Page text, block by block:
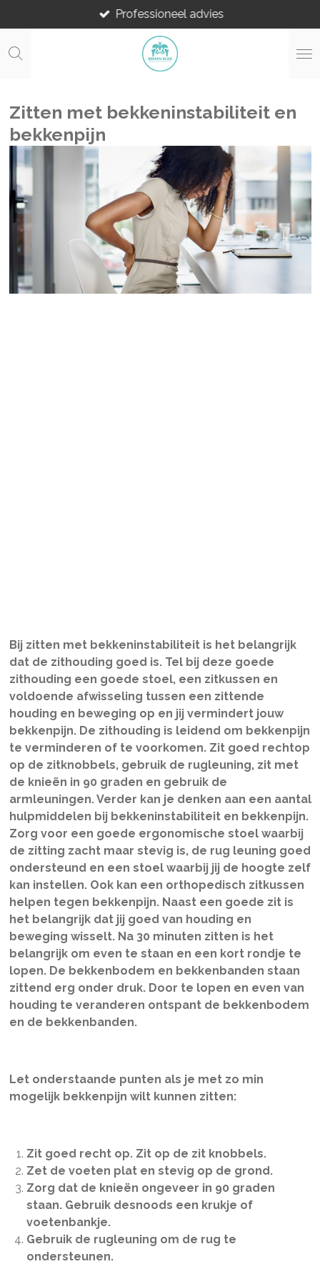
direct
naar
Professioneel advies
Zitten met bekkeninstabiliteit en
bekkenpijn
Bij zitten met bekkeninstabiliteit is het belangrijk
dat de zithouding goed is. Tel bij deze goede
zithouding een goede stoel, een zitkussen en
voldoende afwisseling tussen een zittende
houding en beweging op en jij vermindert jouw
bekkenpijn. De zithouding is leidend om bekkenpijn
te verminderen of te voorkomen. Zit goed rechtop
op de zitknobbels, gebruik de rugleuning, zit met
de knieën in 90 graden en gebruik de
armleuningen. Verder kan je denken aan een aantal
hulpmiddelen bij bekkeninstabiliteit en bekkenpijn.
Zorg voor een goede ergonomische stoel waarbij
de zitting zacht maar stevig is, de rug leuning goed
ondersteund en een stoel waarbij jij de hoogte zelf
kan instellen. Ook kan een orthopedisch zitkussen
helpen tegen bekkenpijn. Naast een goede zit is
het belangrijk dat jij goed van houding en
beweging wisselt. Na 30 minuten zitten is het
belangrijk om even te staan en een kort rondje te
lopen. De bekkenbodem en bekkenbanden staan
zittend erg onder druk. Door te lopen en even van
houding te veranderen ontspant de bekkenbodem
en de bekkenbanden.
Let onderstaande punten als je met zo min
mogelijk bekkenpijn wilt kunnen zitten:
Zit goed recht op. Zit op de zit knobbels.
Zet de voeten plat en stevig op de grond.
Zorg dat de knieën ongeveer in 90 graden
staan. Gebruik desnoods een krukje of
voetenbankje.
Gebruik de rugleuning om de rug te
ondersteunen.